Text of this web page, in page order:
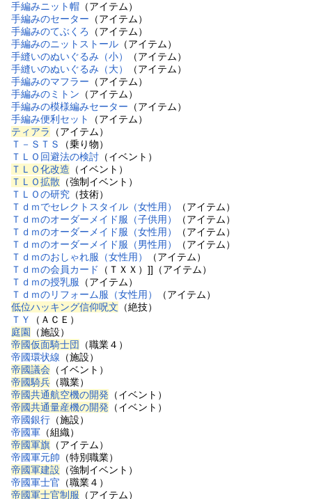
手編みニット帽 （アイテム）
手編みのセーター （アイテム）
手編みのてぶくろ
（アイテム）
手編みのニットストール （アイテム）
手縫いのぬいぐるみ（小）
（アイテム）
手縫いのぬいぐるみ（大）
（アイテム）
手編みのマフラー （アイテム）
手編みのミトン （アイテム）
手編みの模様編みセーター （アイテム）
手編み便利セット
（アイテム）
ティアラ
（アイテム）
Ｔ－ＳＴＳ
（乗り物）
ＴＬＯ回避法の検討 （イベント）
ＴＬＯ化改造 （イベント）
ＴＬＯ拡散 （強制イベント）
ＴＬＯの研究 （技術）
Ｔｄｍでセレクトスタイル（女性用）
（アイテム）
Ｔｄｍのオーダーメイド服（子供用）
（アイテム）
Ｔｄｍのオーダーメイド服（女性用）
（アイテム）
Ｔｄｍのオーダーメイド服（男性用）
（アイテム）
Ｔｄｍのおしゃれ服（女性用）
（アイテム）
Ｔｄｍの会員カード
（ＴＸＸ）]]（アイテム）
Ｔｄｍの授乳服 （アイテム）
Ｔｄｍのリフォーム服（女性用）
（アイテム）
低位ハッキング信仰呪文 （絶技）
ＴＹ
（ＡＣＥ）
庭園
（施設）
帝國仮面騎士団
（職業４）
帝國環状線 （施設）
帝國議会 （イベント）
帝國騎兵 （職業）
帝國共通航空機の開発 （イベント）
帝國共通量産機の開発 （イベント）
帝國銀行 （施設）
帝國軍 （組織）
帝國軍旗 （アイテム）
帝國軍元帥 （特別職業）
帝國軍建設 （強制イベント）
帝國軍士官 （職業４）
帝國軍士官制服 （アイテム）